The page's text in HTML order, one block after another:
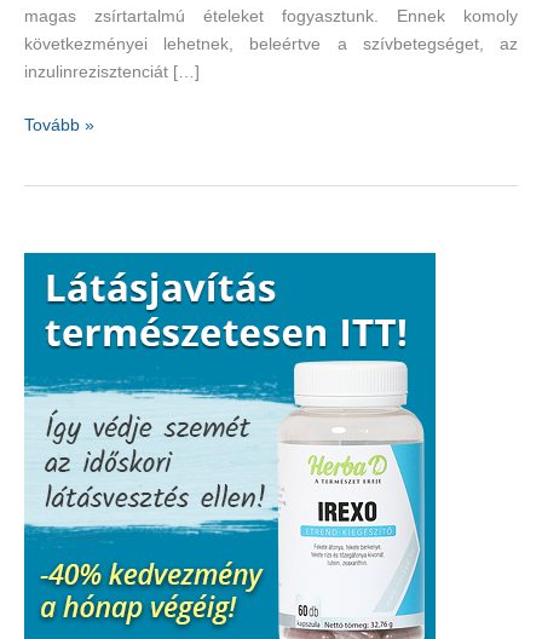
magas zsírtartalmú ételeket fogyasztunk. Ennek komoly
következményei lehetnek, beleértve a szívbetegséget, az
inzulinrezisztenciát […]
A
kivédése
olívaolajjal
Tovább »